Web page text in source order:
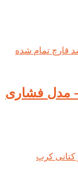
تمام شده
– مدل فشاری